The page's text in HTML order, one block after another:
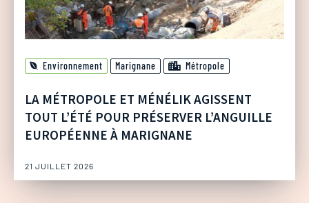
Environnement Marignane Métropole
LA MÉTROPOLE ET MÉNÉLIK AGISSENT
TOUT L’ÉTÉ POUR PRÉSERVER L’ANGUILLE
EUROPÉENNE À MARIGNANE
21 JUILLET 2026